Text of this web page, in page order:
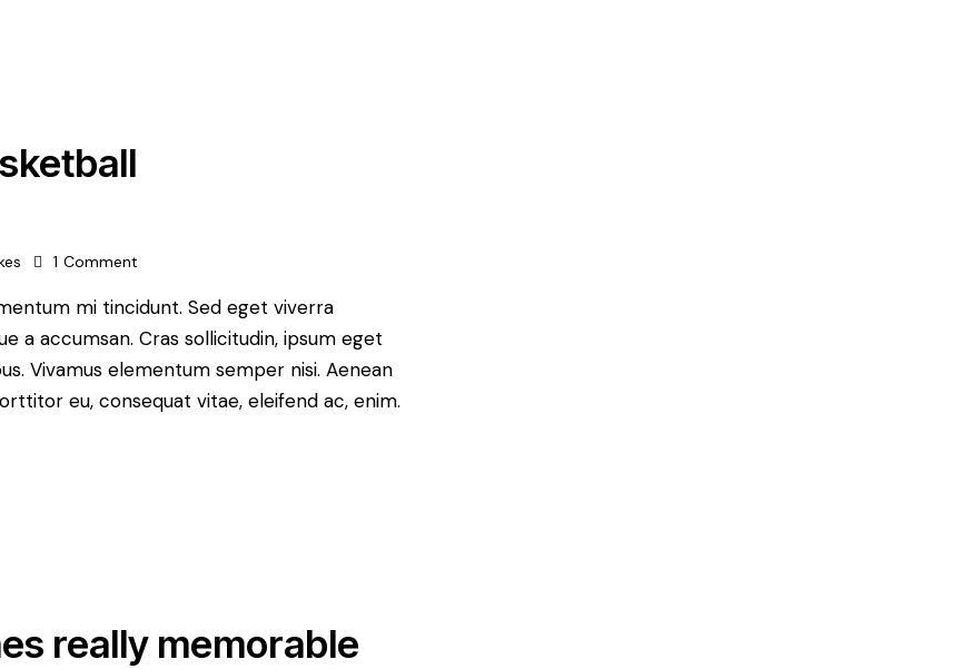
1 Comment
mi tincidunt. Sed eget viverra
a accumsan. Cras sollicitudin, ipsum eget
Vivamus elementum semper nisi. Aenean
eu, consequat vitae, eleifend ac, enim.
really memorable